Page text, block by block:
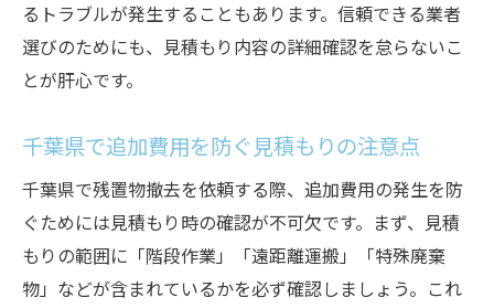
るトラブルが発生することもあります。信頼できる業者
選びのためにも、見積もり内容の詳細確認を怠らないこ
とが肝心です。
千葉県で追加費用を防ぐ見積もりの注意点
千葉県で残置物撤去を依頼する際、追加費用の発生を防
ぐためには見積もり時の確認が不可欠です。まず、見積
もりの範囲に「階段作業」「遠距離運搬」「特殊廃棄
物」などが含まれているかを必ず確認しましょう。これ